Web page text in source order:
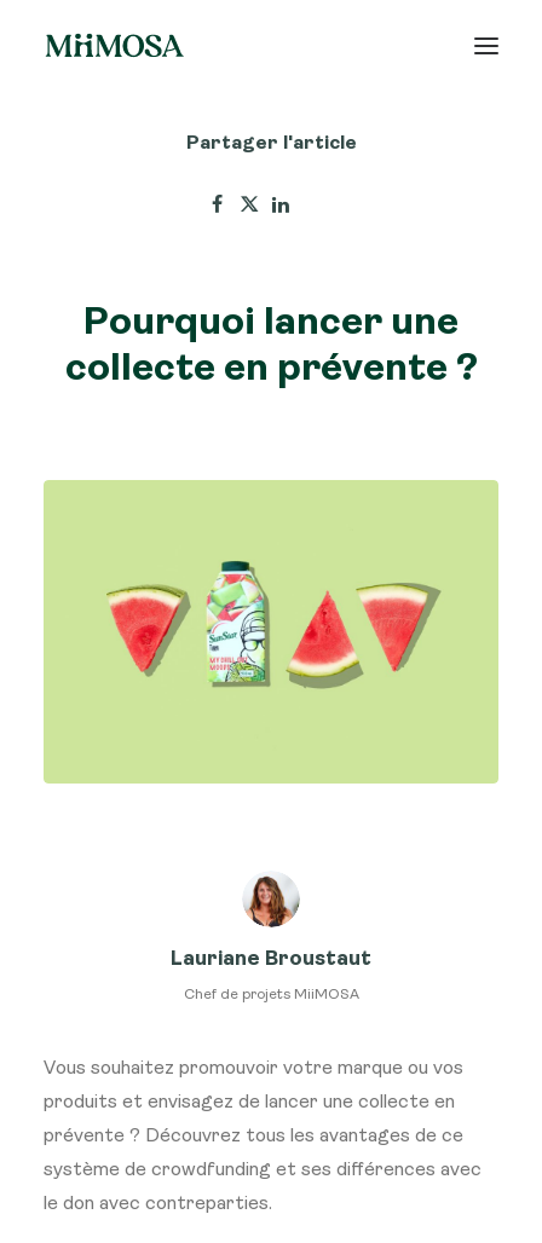
Découvrir MiiMOSA
Partager l'article
Pourquoi lancer une
collecte en prévente ?
Lauriane Broustaut
Chef de projets MiiMOSA
Vous souhaitez promouvoir votre marque ou vos
produits et envisagez de lancer une collecte en
prévente ? Découvrez tous les avantages de ce
système de crowdfunding et ses différences avec
le don avec contreparties.